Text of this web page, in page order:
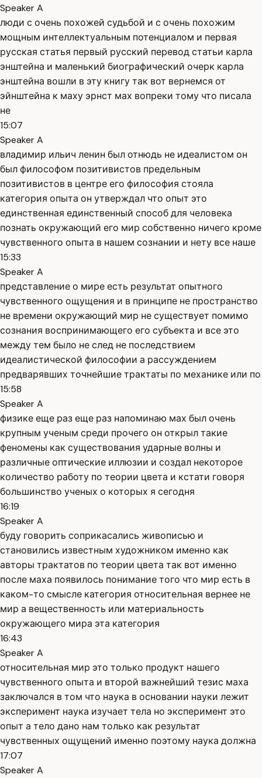
Speaker A
люди с очень похожей судьбой и с очень похожим
мощным интеллектуальным потенциалом и первая
русская статья первый русский перевод статьи карла
энштейна и маленький биографический очерк карла
энштейна вошли в эту книгу так вот вернемся от
эйнштейна к маху эрнст мах вопреки тому что писала
не
15:07
Speaker A
владимир ильич ленин был отнюдь не идеалистом он
был философом позитивистов предельным
позитивистов в центре его философия стояла
категория опыта он утверждал что опыт это
единственная единственный способ для человека
познать окружающий его мир собственно ничего кроме
чувственного опыта в нашем сознании и нету все наше
15:33
Speaker A
представление о мире есть результат опытного
чувственного ощущения и в принципе не пространство
не времени окружающий мир не существует помимо
сознания воспринимающего его субъекта и все это
между тем было не след не последствием
идеалистической философии а рассуждением
предварявших точнейшие трактаты по механике или по
15:58
Speaker A
физике еще раз еще раз напоминаю мах был очень
крупным ученым среди прочего он открыл такие
феномены как существования ударные волны и
различные оптические иллюзии и создал некоторое
количество работу по теории цвета и кстати говоря
большинство ученых о которых я сегодня
16:19
Speaker A
буду говорить соприкасались живописью и
становились известным художником именно как
авторы трактатов по теории цвета так вот именно
после маха появилось понимание того что мир есть в
каком-то смысле категория относительная вернее не
мир а вещественность или материальность
окружающего мира эта категория
16:43
Speaker A
относительная мир это только продукт нашего
чувственного опыта и второй важнейший тезис маха
заключался в том что наука в основании науки лежит
эксперимент наука изучает тела но эксперимент это
опыт а тело дано нам только как результат
чувственных ощущений именно поэтому наука должна
17:07
Speaker A